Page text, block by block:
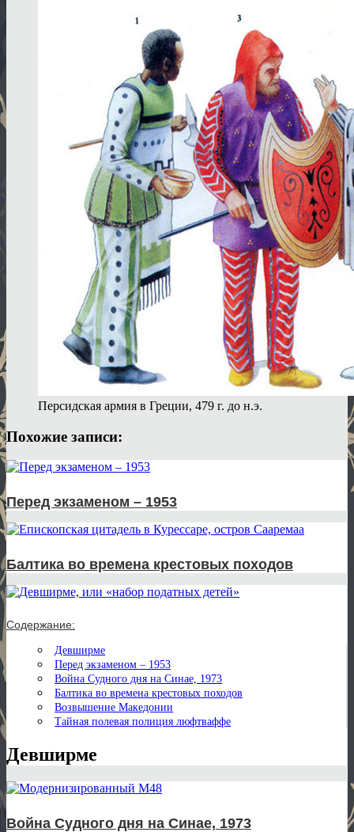
Персидская армия в Греции, 479 г. до н.э.
Похожие записи:
Перед экзаменом – 1953
Балтика во времена крестовых походов
Содержание:
Девширме
Перед экзаменом – 1953
Война Судного дня на Синае, 1973
Балтика во времена крестовых походов
Возвышение Македонии
Тайная полевая полиция люфтваффе
Девширме
Война Судного дня на Синае, 1973